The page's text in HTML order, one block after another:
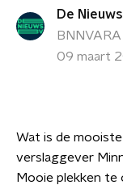
De
BNNVARA
09 maart
Wat is de
verslaggever
Mooie plekken te